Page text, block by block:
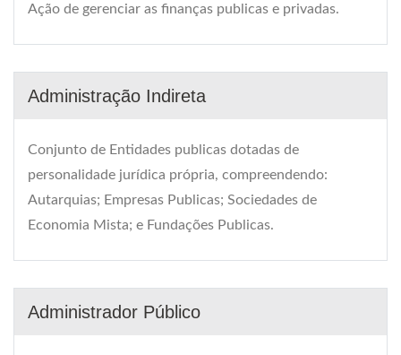
Ação de gerenciar as finanças publicas e privadas.
Administração Indireta
Conjunto de Entidades publicas dotadas de
personalidade jurídica própria, compreendendo:
Autarquias; Empresas Publicas; Sociedades de
Economia Mista; e Fundações Publicas.
Administrador Público